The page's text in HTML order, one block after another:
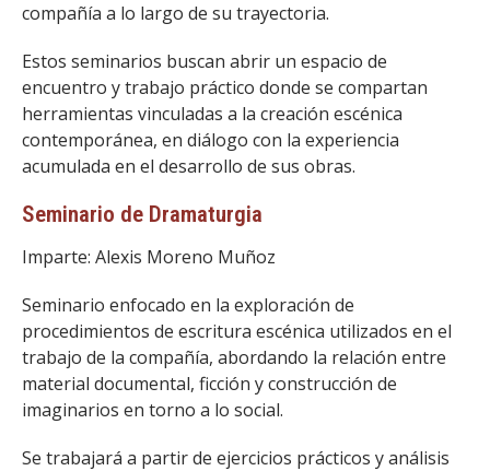
Académicas/os Egresadas/os
compañía a lo largo de su trayectoria.
Estos seminarios buscan abrir un espacio de
encuentro y trabajo práctico donde se compartan
herramientas vinculadas a la creación escénica
contemporánea, en diálogo con la experiencia
acumulada en el desarrollo de sus obras.
Seminario de Dramaturgia
Imparte: Alexis Moreno Muñoz
Seminario enfocado en la exploración de
procedimientos de escritura escénica utilizados en el
trabajo de la compañía, abordando la relación entre
material documental, ficción y construcción de
imaginarios en torno a lo social.
Se trabajará a partir de ejercicios prácticos y análisis